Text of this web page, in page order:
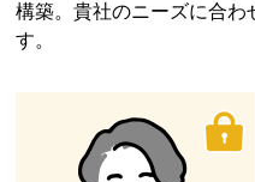
構築。貴社のニーズに合
す。